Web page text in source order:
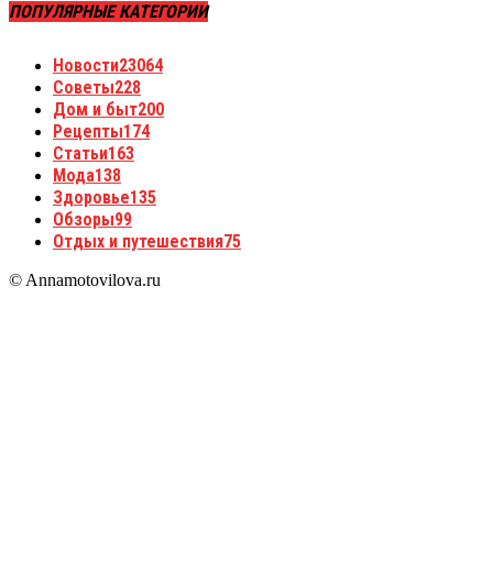
ПОПУЛЯРНЫЕ КАТЕГОРИИ
Новости23064
Советы228
Дом и быт200
Рецепты174
Статьи163
Мода138
Здоровье135
Обзоры99
Отдых и путешествия75
© Annamotovilova.ru